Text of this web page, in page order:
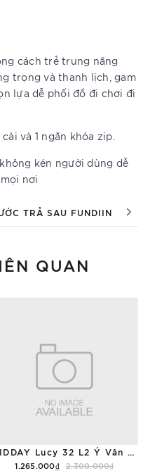
cách trẻ trung năng
trọng và thanh lịch, gam
lựa dễ phối đồ đi chơi đi
và 1 ngăn khóa zip.
kén người dùng dễ
nơi
TRẢ SAU FUNDIIN
QUAN
1.265.000₫ 2.300.000₫